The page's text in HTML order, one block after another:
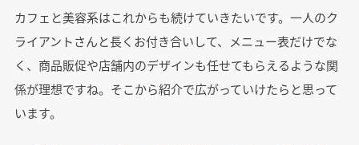
カフェと美容系はこれからも続けていきたいです。一人のク
ライアントさんと長くお付き合いして、メニュー表だけでな
く、商品販促や店舗内のデザインも任せてもらえるような関
係が理想ですね。そこから紹介で広がっていけたらと思って
います。